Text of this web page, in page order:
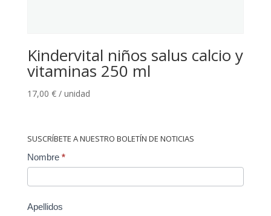
Kindervital niños salus calcio y
vitaminas 250 ml
17,00 € / unidad
SUSCRÍBETE A NUESTRO BOLETÍN DE NOTICIAS
Contact
Nombre *
Apellidos